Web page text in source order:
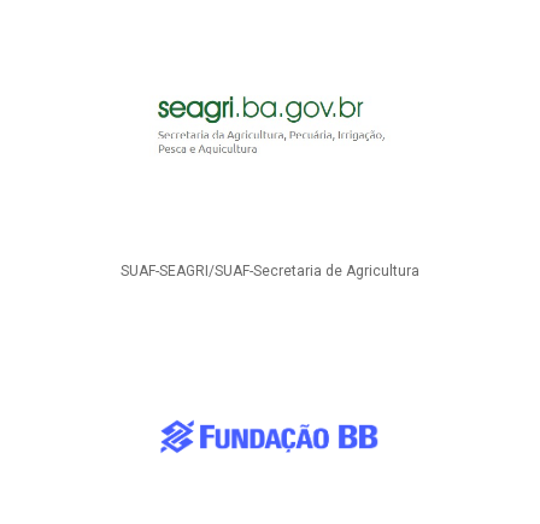
SUAF-SEAGRI/SUAF-Secretaria de Agricultura